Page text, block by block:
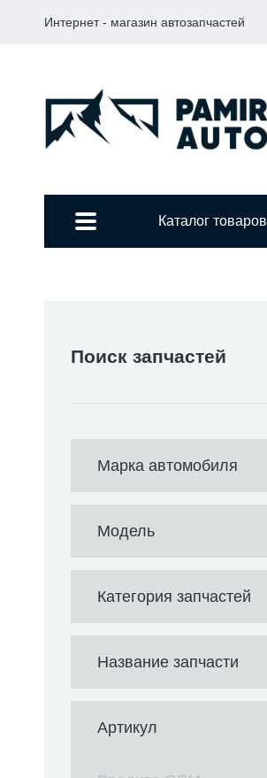
Интернет - магазин автозапчастей
Каталог товаров
Поиск запчастей
Марка автомобиля
Модель
Категория запчастей
Название запчасти
Артикул